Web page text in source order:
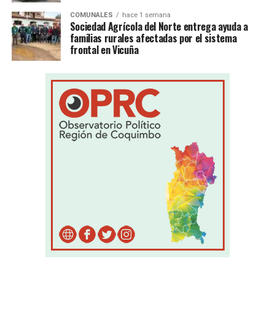
COMUNALES hace 1 semana
Sociedad Agrícola del Norte entrega ayuda a
familias rurales afectadas por el sistema
frontal en Vicuña